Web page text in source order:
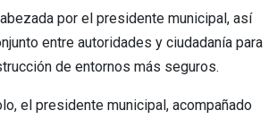
por el presidente municipal, así
entre autoridades y ciudadanía para
de entornos más seguros.
el presidente municipal, acompañado